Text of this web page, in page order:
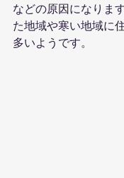
などの原因になりま
た地域や寒い地域に
多いようです。